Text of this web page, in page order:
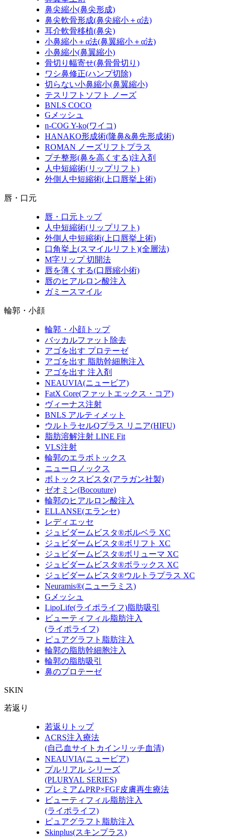
鼻尖縮小(鼻尖形成)
鼻尖軟骨形成(鼻尖縮小＋α法)
耳介軟骨移植(鼻尖)
小鼻縮小＋α法(鼻翼縮小＋α法)
小鼻縮小(鼻翼縮小)
骨切り幅寄せ(鼻骨骨切り)
ワシ鼻修正(ハンプ切除)
切らない小鼻縮小(鼻翼縮小)
テスリフトソフト ノーズ
BNLS COCO
Gメッシュ
n-COG Y-ko(ワイコ)
HANAKO形成術(隆鼻&鼻先形成術)
ROMAN ノーズリフトプラス
プチ整形(鼻を高くする)注入剤
人中短縮術(リップリフト)
外側人中短縮術(上口唇挙上術)
唇・口元
唇・口元トップ
人中短縮術(リップリフト)
外側人中短縮術(上口唇挙上術)
口角挙上(スマイルリフト)(全層法)
M字リップ 切開法
唇を薄くする(口唇縮小術)
唇のヒアルロン酸注入
ガミースマイル
輪郭・小顔
輪郭・小顔トップ
バッカルファット除去
アゴを出す プロテーゼ
アゴを出す 脂肪幹細胞注入
アゴを出す 注入剤
NEAUVIA(ニュービア)
FatX Core(ファットエックス・コア)
ヴィーナス注射
BNLS アルティメット
ウルトラセルQプラス リニア(HIFU)
脂肪溶解注射 LINE Fit
VLS注射
輪郭のエラボトックス
ニューロノックス
ボトックスビスタ(アラガン社製)
ゼオミン(Bocouture)
輪郭のヒアルロン酸注入
ELLANSE(エランセ)
レディエッセ
ジュビダームビスタ®ボルベラ XC
ジュビダームビスタ®ボリフト XC
ジュビダームビスタ®ボリューマ XC
ジュビダームビスタ®ボラックス XC
ジュビダームビスタ®ウルトラプラス XC
Neuramis®(ニューラミス)
Gメッシュ
LipoLife(ライポライフ)脂肪吸引
ビューティフィル脂肪注入
(ライポライフ)
ピュアグラフト脂肪注入
輪郭の脂肪幹細胞注入
輪郭の脂肪吸引
鼻のプロテーゼ
SKIN
若返り
若返りトップ
ACRS注入療法
(自己血サイトカインリッチ血清)
NEAUVIA(ニュービア)
プルリアル シリーズ
(PLURYAL SERIES)
プレミアムPRP×FGF皮膚再生療法
ビューティフィル脂肪注入
(ライポライフ)
ピュアグラフト脂肪注入
Skinplus(スキンプラス)